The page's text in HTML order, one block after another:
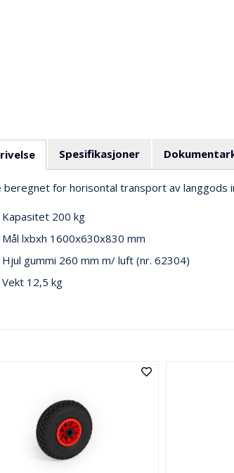
Spesifikasjoner
beregnet for horisontal transport av langgods
Kapasitet 200 kg
Mål lxbxh 1600x630x830 mm
Hjul gummi 260 mm m/ luft (nr. 62304)
Vekt 12,5 kg